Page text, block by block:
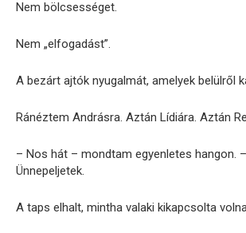
Nem bölcsességet.
Nem „elfogadást”.
A bezárt ajtók nyugalmát, amelyek belülről
Ránéztem Andrásra. Aztán Lídiára. Aztán
– Nos hát – mondtam egyenletes hangon.
Ünnepeljetek.
A taps elhalt, mintha valaki kikapcsolta